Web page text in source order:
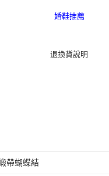
帶蝴蝶結